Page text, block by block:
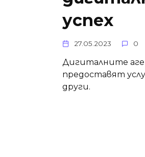
успех
27.05.2023 0
Дигиталните
предоставят
други.